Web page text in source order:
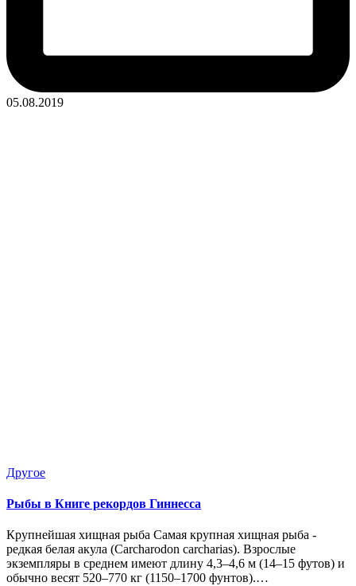
05.08.2019
Опубликовано
Другое
Рыбы в Книге рекордов Гиннесса
Крупнейшая хищная рыба Самая крупная хищная рыба -
редкая белая акула (Carcharodon carcharias). Взрослые
экземпляры в среднем имеют длину 4,3–4,6 м (14–15 футов) и
обычно весят 520–770 кг (1150–1700 фунтов).…